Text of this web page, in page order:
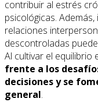
contribuir al estrés
psicológicas.
relaciones
descontroladas
Al cultivar el equilibrio
frente a los
decisiones y se
general.